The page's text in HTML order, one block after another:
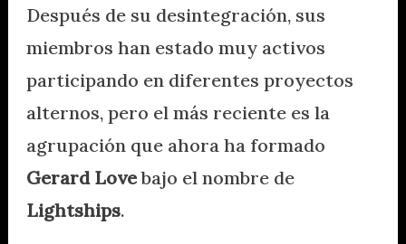
Después de su desintegración, sus
miembros han estado muy activos
participando en diferentes proyectos
alternos, pero el más reciente es la
agrupación que ahora ha formado
Gerard Lovebajo el nombre de
Lightships.